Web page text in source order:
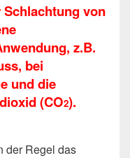
von
z.B.
bei
und die
(CO2).
der Regel das